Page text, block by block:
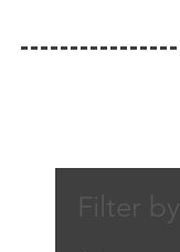
Filter by